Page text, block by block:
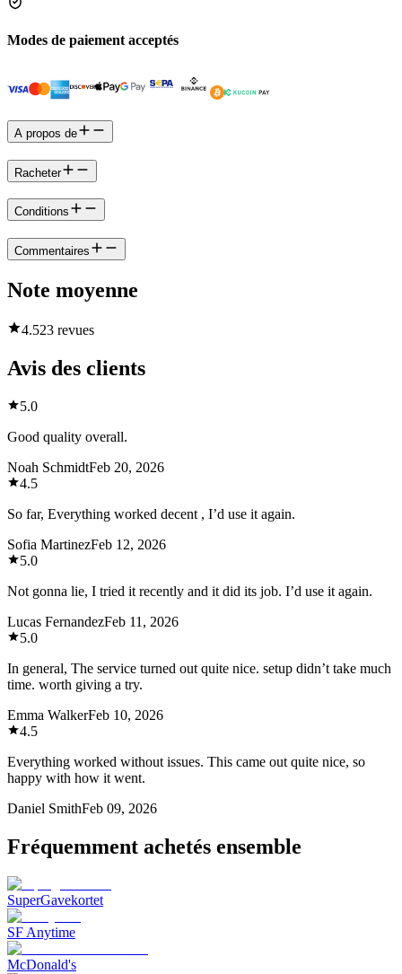
Modes de paiement acceptés
A propos de
Racheter
Conditions
Commentaires
Note moyenne
4.523 revues
Avis des clients
5.0
Good quality overall.
Noah SchmidtFeb 20, 2026
4.5
So far, Everything worked decent , I’d use it again.
Sofia MartinezFeb 12, 2026
5.0
Not gonna lie, I tried it recently and it did its job. I’d use it again.
Lucas FernandezFeb 11, 2026
5.0
In general, The service turned out quite nice. setup didn’t take much
time. worth giving a try.
Emma WalkerFeb 10, 2026
4.5
Everything worked without issues. This came out quite nice, so
happy with how it went.
Daniel SmithFeb 09, 2026
Fréquemment achetés ensemble
SuperGavekortet
SF Anytime
McDonald's